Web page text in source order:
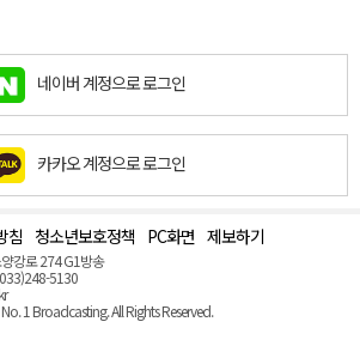
네이버 계정으로 로그인
카카오 계정으로 로그인
침 청소년보호정책 PC화면 제보하기
강로 274 G1방송
5130
1 Broadcasting. All Rights Reserved.